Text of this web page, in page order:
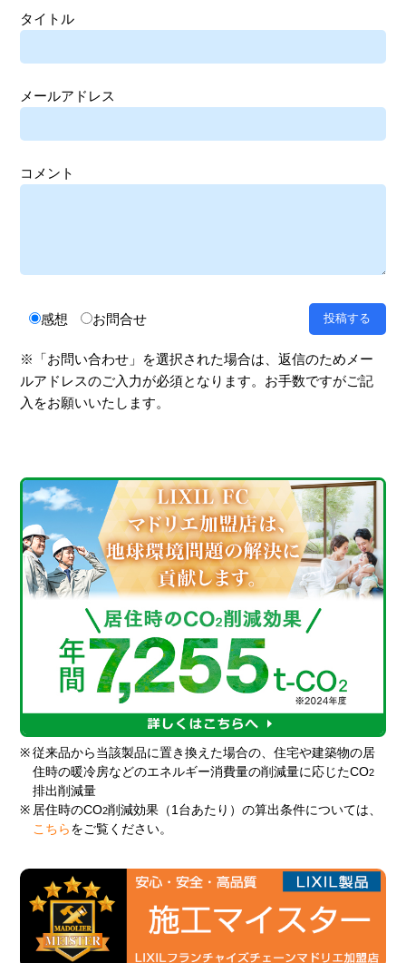
タイトル
メールアドレス
コメント
感想 お問合せ
※「お問い合わせ」を選択された場合は、返信のためメー
ルアドレスのご入力が必須となります。お手数ですがご記
入をお願いいたします。
※ 従来品から当該製品に置き換えた場合の、住宅や建築物の居
住時の暖冷房などのエネルギー消費量の削減量に応じたCO2
排出削減量
※ 居住時のCO2削減効果（1台あたり）の算出条件については、
こちら をご覧ください。